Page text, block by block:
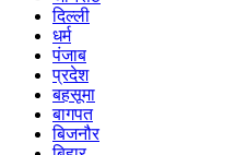
दिल्ली
धर्म
पंजाब
प्रदेश
बहसूमा
बागपत
बिजनौर